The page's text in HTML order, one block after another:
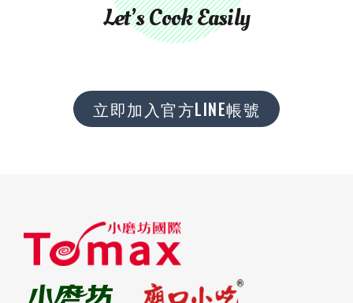
Let’s Cook Easily
立即加入官方LINE帳號